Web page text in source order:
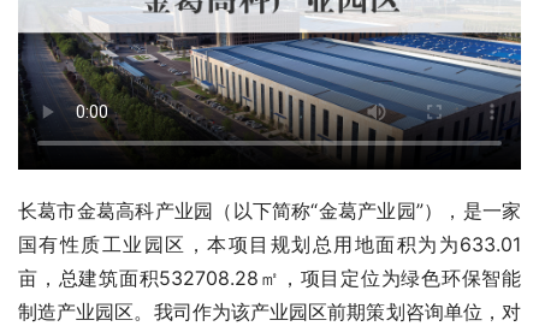
长葛市金葛高科产业园（以下简称“金葛产业园”），是一家
国有性质工业园区，本项目规划总用地面积为为633.01
亩，总建筑面积532708.28㎡，项目定位为绿色环保智能
制造产业园区。我司作为该产业园区前期策划咨询单位，对